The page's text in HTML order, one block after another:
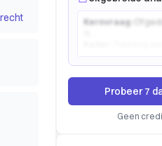
Kernvraag:
Of
Probeer 7
Geen